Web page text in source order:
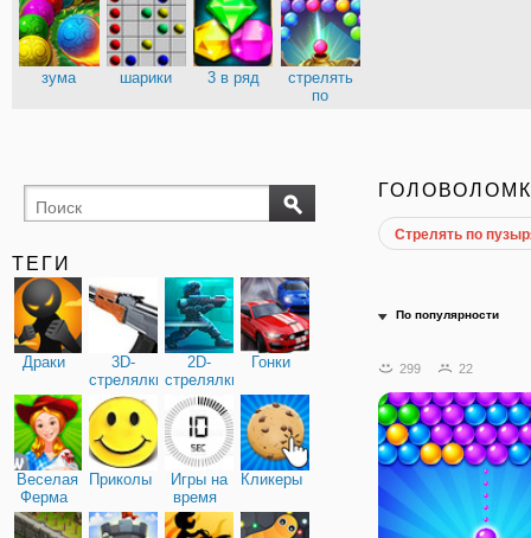
зума шарики 3 в ряд
стрелять
по
ТЕГИ
Драки
3D-
стрелялки
2D-
стрелялки
Гонки
Веселая
Ферма
Приколы
Игры на
время
Кликеры
Стрелять по
По популярности
299 22